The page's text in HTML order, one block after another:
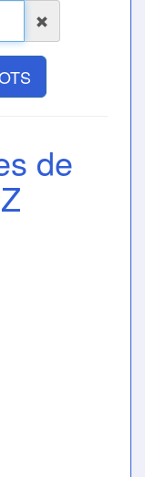
de